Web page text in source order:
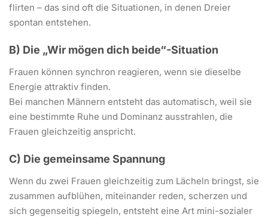
flirten – das sind oft die Situationen, in denen Dreier
spontan entstehen.
B) Die „Wir mögen dich beide“-Situation
Frauen können synchron reagieren, wenn sie dieselbe
Energie attraktiv finden.
Bei manchen Männern entsteht das automatisch, weil sie
eine bestimmte Ruhe und Dominanz ausstrahlen, die
Frauen gleichzeitig anspricht.
C) Die gemeinsame Spannung
Wenn du zwei Frauen gleichzeitig zum Lächeln bringst, sie
zusammen aufblühen, miteinander reden, scherzen und
sich gegenseitig spiegeln, entsteht eine Art mini-sozialer